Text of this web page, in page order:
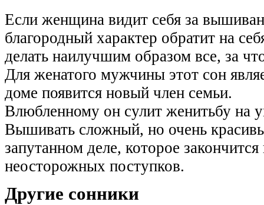
Если женщина видит себя за
благородный характер обратит на
делать наилучшим образом все, за
Для женатого мужчины этот сон
доме появится новый член семьи.
Влюбленному он сулит женитьбу на
Вышивать сложный, но очень
запутанном деле, которое
неосторожных поступков.
Другие сонники